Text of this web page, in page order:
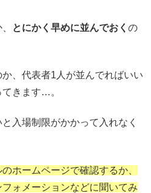
とにかく早めに並んでおく の
、代表者1人が並んでればいい
きます…。
入場制限がかかって入れなく
ホームページで確認するか、
ォメーションなどに聞いてみ